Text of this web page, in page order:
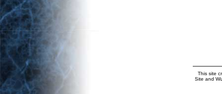
This site
Site and